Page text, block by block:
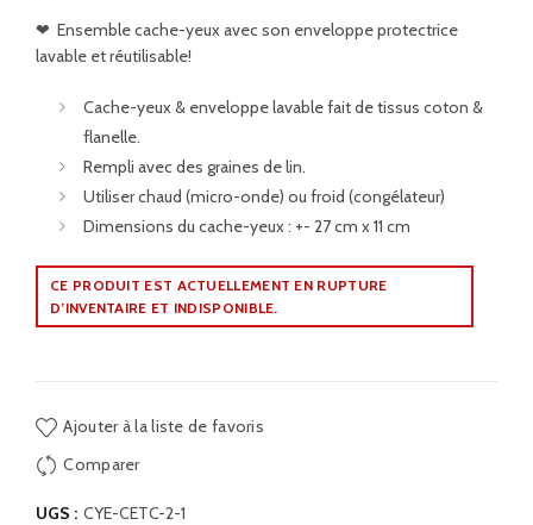
❤ Ensemble cache-yeux avec son enveloppe protectrice
lavable et réutilisable!
Cache-yeux & enveloppe lavable fait de tissus coton &
flanelle.
Rempli avec des graines de lin.
Utiliser chaud (micro-onde) ou froid (congélateur)
Dimensions du cache-yeux : +- 27 cm x 11 cm
CE PRODUIT EST ACTUELLEMENT EN RUPTURE
D’INVENTAIRE ET INDISPONIBLE.
Ajouter à la liste de favoris
Comparer
UGS : CYE-CETC-2-1